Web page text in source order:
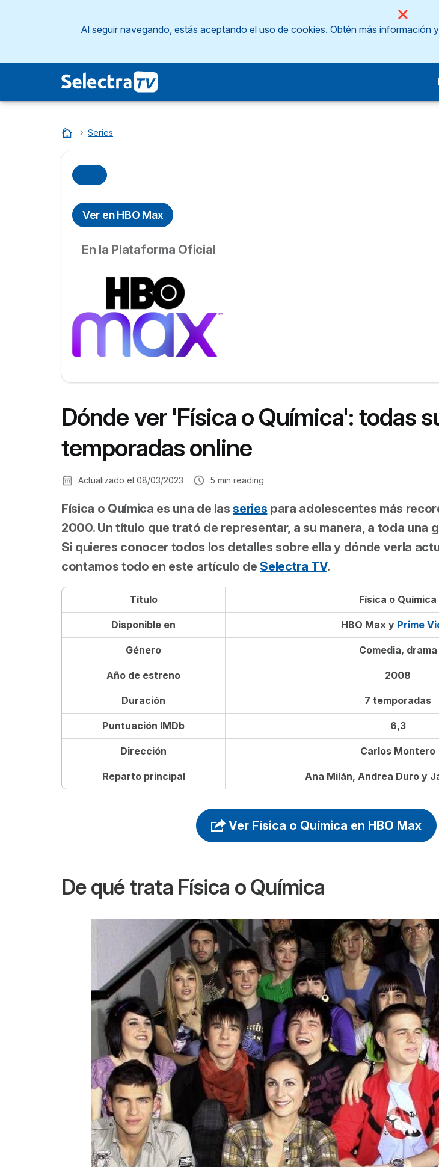
Al seguir navegando, estás aceptando el uso de cookies.Obtén más información
Inicio
…
Series
Ver en HBO Max
En la Plataforma Oficial
Dónde ver 'Física o Química': todas
temporadas online
Actualizado el 08/03/2023 5 min reading
Física o Química es una de las series para adolescentes más
2000. Un título que trató de representar, a su manera, a toda una
Si quieres conocer todos los detalles sobre ella y dónde verla
contamos todo en este artículo de Selectra TV.
Título Física o Química
Disponible en HBO Max y Prime
Género Comedia, drama
Año de estreno 2008
Duración 7 temporadas
Puntuación IMDb 6,3
Dirección Carlos Montero
Reparto principal Ana Milán, Andrea Duro y
Ver Física o Química en HBO Max
De qué trata Física o Química